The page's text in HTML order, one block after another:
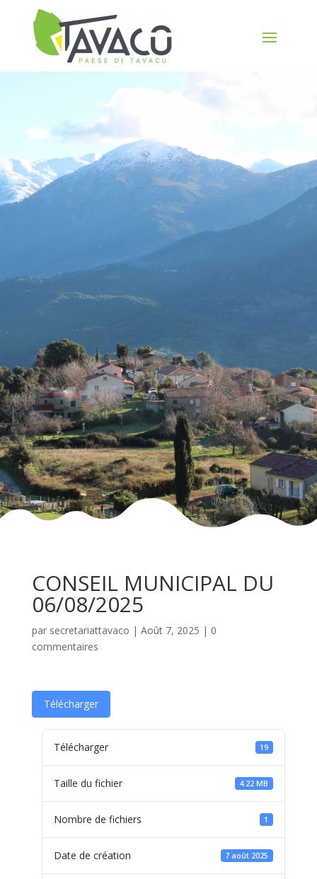
CONSEIL MUNICIPAL DU
06/08/2025
par secretariattavaco | Août 7, 2025 | 0
commentaires
Télécharger
Télécharger 19
Taille du fichier 4.22 MB
Nombre de fichiers 1
Date de création 7 août 2025